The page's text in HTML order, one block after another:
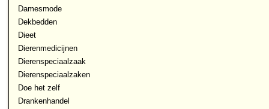
Damesmode
Dekbedden
Dieet
Dierenmedicijnen
Dierenspeciaalzaak
Dierenspeciaalzaken
Doe het zelf
Drankenhandel